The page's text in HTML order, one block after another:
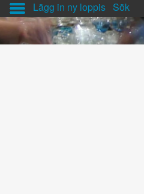
Lägg in ny loppis Sök